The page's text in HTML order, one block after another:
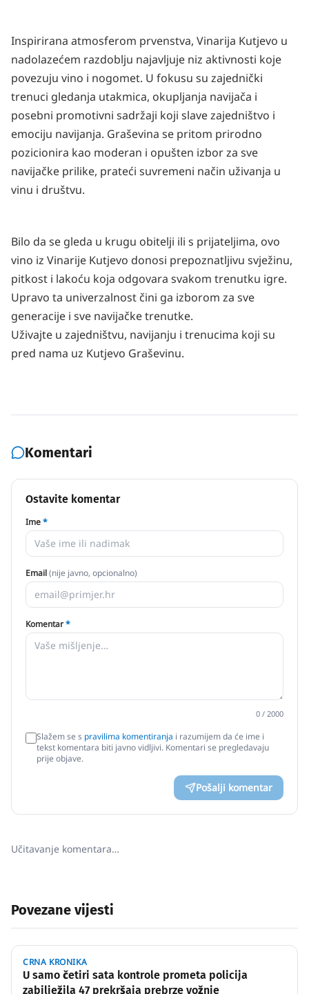
Inspirirana atmosferom prvenstva, Vinarija Kutjevo u
nadolazećem razdoblju najavljuje niz aktivnosti koje
povezuju vino i nogomet. U fokusu su zajednički
trenuci gledanja utakmica, okupljanja navijača i
posebni promotivni sadržaji koji slave zajedništvo i
emociju navijanja. Graševina se pritom prirodno
pozicionira kao moderan i opušten izbor za sve
navijačke prilike, prateći suvremeni način uživanja u
vinu i društvu.
Bilo da se gleda u krugu obitelji ili s prijateljima, ovo
vino iz Vinarije Kutjevo donosi prepoznatljivu svježinu,
pitkost i lakoću koja odgovara svakom trenutku igre.
Upravo ta univerzalnost čini ga izborom za sve
generacije i sve navijačke trenutke.
Uživajte u zajedništvu, navijanju i trenucima koji su
pred nama uz Kutjevo Graševinu.
Komentari
Ostavite komentar
Ime*
Email(nije javno, opcionalno)
Komentar*
0 / 2000
Slažem se s pravilima komentiranja i razumijem da će ime i
tekst komentara biti javno vidljivi. Komentari se pregledavaju
prije objave.
Pošalji komentar
Učitavanje komentara…
Povezane vijesti
CRNA KRONIKA
U samo četiri sata kontrole prometa policija
zabilježila 47 prekršaja prebrze vožnje